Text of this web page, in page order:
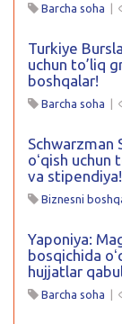
Barcha soha |
Turkiye
uchun to’liq
boshqalar!
Barcha soha |
Schwarzman
oʻqish uchun
va stipendiya!
Biznesni
Yaponiya:
bosqichida
hujjatlar
Barcha soha |